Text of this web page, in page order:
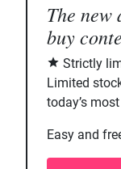
The new
buy
Strictly
Limited
today’s
Easy and